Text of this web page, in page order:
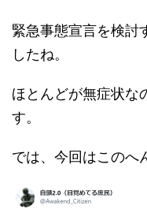
緊急事態宣言を検討
したね。
ほとんどが無症状な
す。
では、今回はこのへ